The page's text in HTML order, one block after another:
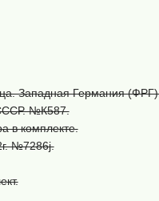
Западная Германия
№К587.
в комплекте.
№7286j.